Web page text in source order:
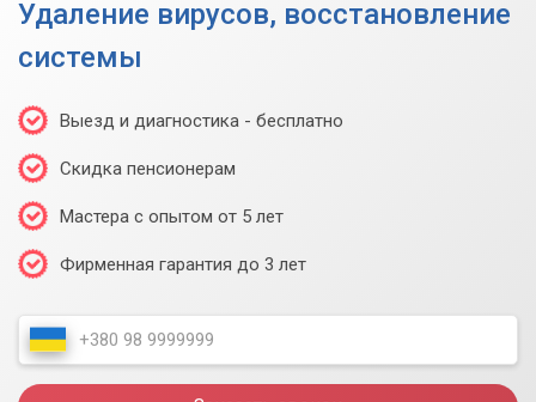
Удаление вирусов, восстановление
системы
Выезд и диагностика - бесплатно
Скидка пенсионерам
Мастера с опытом от 5 лет
Фирменная гарантия до 3 лет